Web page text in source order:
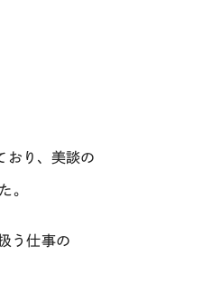
おり、美談の
。
う仕事の